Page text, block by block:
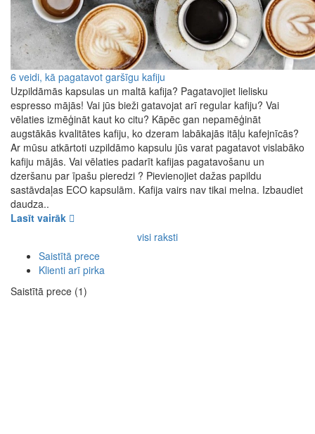
6 veidi, kā pagatavot garšīgu kafiju
Uzpildāmās kapsulas un maltā kafija? Pagatavojiet lielisku
espresso mājās! Vai jūs bieži gatavojat arī regular kafiju? Vai
vēlaties izmēģināt kaut ko citu? Kāpēc gan nepamēģināt
augstākās kvalitātes kafiju, ko dzeram labākajās itāļu kafejnīcās?
Ar mūsu atkārtoti uzpildāmo kapsulu jūs varat pagatavot vislabāko
kafiju mājās. Vai vēlaties padarīt kafijas pagatavošanu un
dzeršanu par īpašu pieredzi ? Pievienojiet dažas papildu
sastāvdaļas ECO kapsulām. Kafija vairs nav tikai melna. Izbaudiet
daudza..
Lasīt vairāk
visi raksti
Saistītā prece
Klienti arī pirka
Saistītā prece (1)